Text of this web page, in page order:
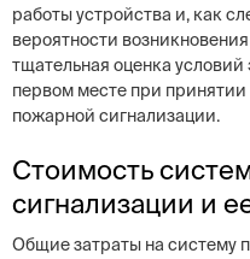
работы устройства и, как
вероятности
тщательная оценка
первом месте при
пожарной сигнализации.
Стоимость
сигнализации и
Общие затраты на систему